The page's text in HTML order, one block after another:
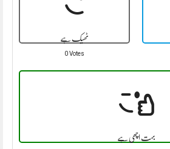
ٹھیک ہے
0 Votes
بہت اچھی ہے